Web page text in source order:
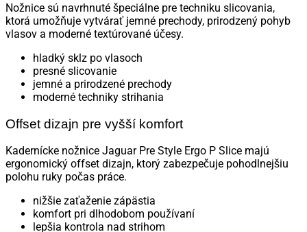
Nožnice sú navrhnuté špeciálne pre techniku slicovania,
ktorá umožňuje vytvárať jemné prechody, prirodzený pohyb
vlasov a moderné textúrované účesy.
hladký sklz po vlasoch
presné slicovanie
jemné a prirodzené prechody
moderné techniky strihania
Offset dizajn pre vyšší komfort
Kadernícke nožnice Jaguar Pre Style Ergo P Slice majú
ergonomický offset dizajn, ktorý zabezpečuje pohodlnejšiu
polohu ruky počas práce.
nižšie zaťaženie zápästia
komfort pri dlhodobom používaní
lepšia kontrola nad strihom